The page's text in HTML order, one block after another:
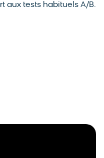
aux tests habituels A/B.